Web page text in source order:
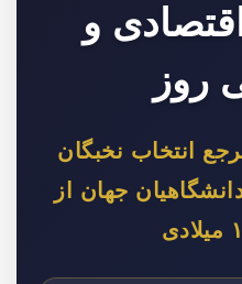
و
روز
انتخاب نخبگان
جهان از